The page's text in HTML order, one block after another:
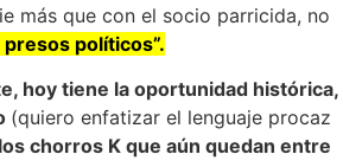
más que con el socio parricida, no
políticos”.
hoy tiene la oportunidad histórica,
(quiero enfatizar el lenguaje procaz
chorros K que aún quedan entre